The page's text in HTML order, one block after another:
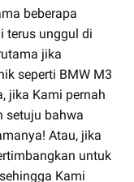
beberapa
terus unggul di
jika
seperti BMW M3
jika Kami pernah
setuju bahwa
Atau, jika
untuk
Kami